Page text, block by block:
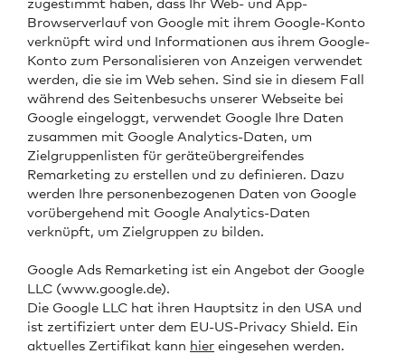
Browserverlauf von Google mit ihrem Google-Konto
verknüpft wird und Informationen aus ihrem Google-
Konto zum Personalisieren von Anzeigen verwendet
werden, die sie im Web sehen. Sind sie in diesem Fall
während des Seitenbesuchs unserer Webseite bei
Google eingeloggt, verwendet Google Ihre Daten
zusammen mit Google Analytics-Daten, um
Zielgruppenlisten für geräteübergreifendes
Remarketing zu erstellen und zu definieren. Dazu
werden Ihre personenbezogenen Daten von Google
vorübergehend mit Google Analytics-Daten
verknüpft, um Zielgruppen zu bilden.
Google Ads Remarketing ist ein Angebot der Google
LLC (www.google.de).
Die Google LLC hat ihren Hauptsitz in den USA und
ist zertifiziert unter dem EU-US-Privacy Shield. Ein
aktuelles Zertifikat kann hier eingesehen werden.